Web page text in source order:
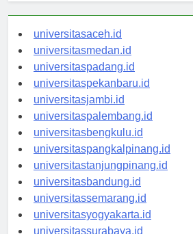
universitasaceh.id
universitasmedan.id
universitaspadang.id
universitaspekanbaru.id
universitasjambi.id
universitaspalembang.id
universitasbengkulu.id
universitaspangkalpinang.id
universitastanjungpinang.id
universitasbandung.id
universitassemarang.id
universitasyogyakarta.id